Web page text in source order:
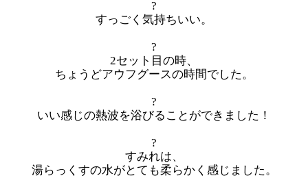
?
すっごく気持ちいい。
?
2セット目の時、
ちょうどアウフグースの時間でした。
?
いい感じの熱波を浴びることができました！
?
すみれは、
湯らっくすの水がとても柔らかく感じました。